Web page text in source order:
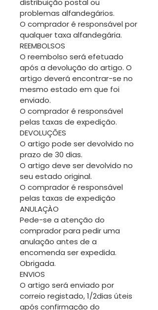
distribuição postal ou
problemas alfandegários.
O comprador é responsável por
qualquer taxa alfandegária.
REEMBOLSOS
O reembolso será efetuado
após a devolução do artigo. O
artigo deverá encontrar-se no
mesmo estado em que foi
enviado.
O comprador é responsável
pelas taxas de expedição.
DEVOLUÇÕES
O artigo pode ser devolvido no
prazo de 30 dias.
O artigo deve ser devolvido no
seu estado original.
O comprador é responsável
pelas taxas de expedição
ANULAÇÀO
Pede-se a atenção do
comprador para pedir uma
anulação antes de a
encomenda ser expedida.
Obrigada.
ENVIOS
O artigo será enviado por
correio registado, 1/2dias úteis
após confirmação do